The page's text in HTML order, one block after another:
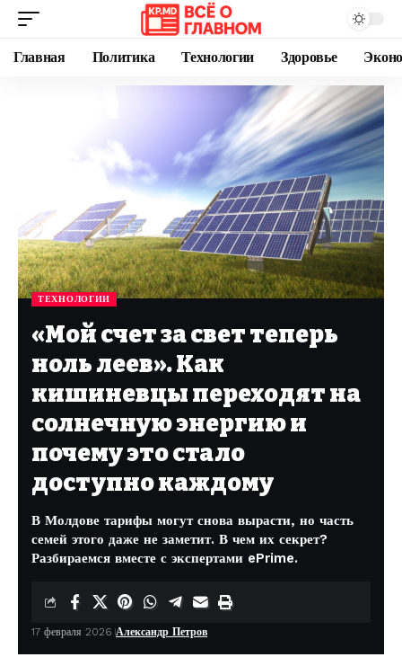
Главная Политика Технологии Здоровье
ТЕХНОЛОГИИ
«Мой счет за свет теперь
ноль леев». Как
кишиневцы переходят на
солнечную энергию и
почему это стало
доступно каждому
В Молдове тарифы могут снова вырасти, но часть
семей этого даже не заметит. В чем их секрет?
Разбираемся вместе с экспертами ePrime.
17 февраля 2026 Александр Петров